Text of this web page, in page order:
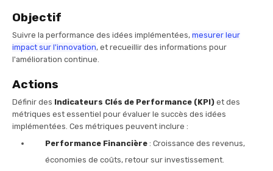
Objectif
Suivre la performance des idées implémentées, mesurer leur
impact sur l'innovation, et recueillir des informations pour
l'amélioration continue.
Actions
Définir des Indicateurs Clés de Performance (KPI) et des
métriques est essentiel pour évaluer le succès des idées
implémentées. Ces métriques peuvent inclure :
Performance Financière : Croissance des revenus,
économies de coûts, retour sur investissement.